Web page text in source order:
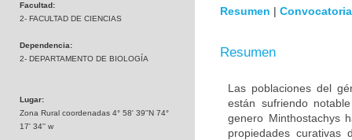
Facultad:
2- FACULTAD DE CIENCIAS
Dependencia:
2- DEPARTAMENTO DE BIOLOGÍA
Lugar:
Zona Rural coordenadas 4° 58' 39''N 74°
17' 34'' w
Resumen | Convocatoria
Resumen
Las poblaciones del
están sufriendo
genero Minthostachys
propiedades curativas